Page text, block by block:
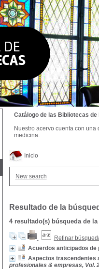
Inicio
New search
Resultado de la
4 resultado(s) búsqueda de la
Refinar
Acuerdos anticipados de
Aspectos trascendentes
profesionales & empresas, Vol.
Catálogo de las Bibliotecas de
Nuestro acervo cuenta con
medicina.